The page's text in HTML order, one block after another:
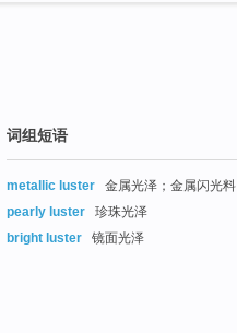
词组短语
metallic luster
金属光泽；金属闪光料
pearly luster
珍珠光泽
bright luster
镜面光泽